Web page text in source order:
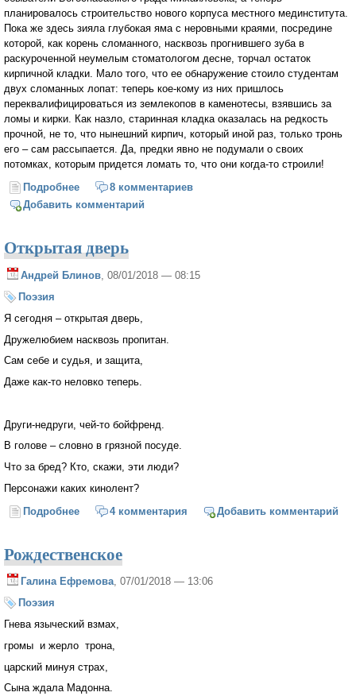
планировалось строительство нового корпуса местного мединститута.
Пока же здесь зияла глубокая яма с неровными краями, посредине
которой, как корень сломанного, насквозь прогнившего зуба в
раскуроченной неумелым стоматологом десне, торчал остаток
кирпичной кладки. Мало того, что ее обнаружение стоило студентам
двух сломанных лопат: теперь кое-кому из них пришлось
переквалифицироваться из землекопов в каменотесы, взявшись за
ломы и кирки. Как назло, старинная кладка оказалась на редкость
прочной, не то, что нынешний кирпич, который иной раз, только тронь
его – сам рассыпается. Да, предки явно не подумали о своих
потомках, которым придется ломать то, что они когда-то строили!
Подробнее о Возмездие
8 комментариев
Добавить комментарий
Открытая дверь
Андрей Блинов, 08/01/2018 — 08:15
Поэзия
Я сегодня – открытая дверь,
Дружелюбием насквозь пропитан.
Сам себе и судья, и защита,
Даже как-то неловко теперь.
Други-недруги, чей-то бойфренд.
В голове – словно в грязной посуде.
Что за бред? Кто, скажи, эти люди?
Персонажи каких кинолент?
Подробнее о Открытая дверь
4 комментария Добавить комментарий
Рождественское
Галина Ефремова, 07/01/2018 — 13:06
Поэзия
Гнева языческий взмах,
громы и жерло трона,
царский минуя страх,
Сына ждала Мадонна.